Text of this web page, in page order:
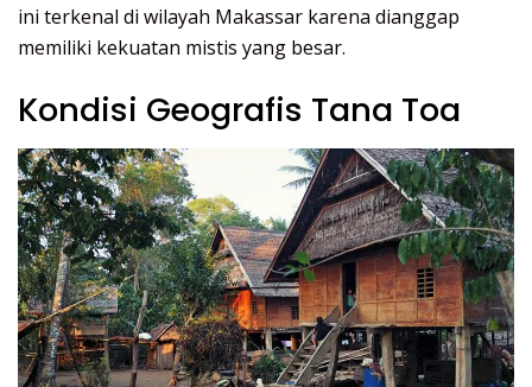
ini terkenal di wilayah Makassar karena dianggap
memiliki kekuatan mistis yang besar.
Kondisi Geografis Tana Toa